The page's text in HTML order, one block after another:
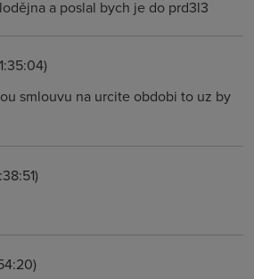
a poslal bych je do prd3l3
smlouvu na urcite obdobi to uz by